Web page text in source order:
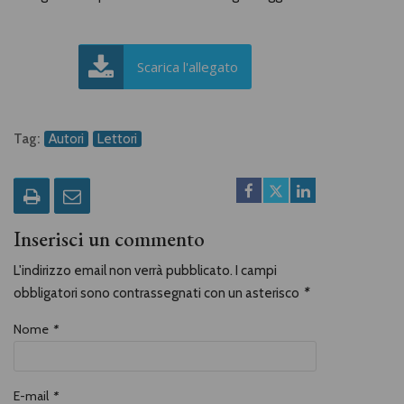
Scarica l'allegato
Tag: Autori Lettori
Inserisci un commento
L'indirizzo email non verrà pubblicato. I campi
obbligatori sono contrassegnati con un asterisco *
Nome *
E-mail *